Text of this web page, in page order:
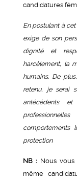
candidatures
En postulant à
exige de son
dignité et
harcèlement, la
humains. De
retenu, je serai
antécédents
comportements
protection
NB :Nous vous
même